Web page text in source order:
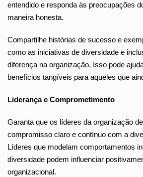
entendido e responda às preocupações
maneira honesta.
Compartilhe histórias de sucesso e
como as iniciativas de diversidade e
diferença na organização. Isso pode
benefícios tangíveis para aqueles que
Liderança e Comprometimento
Garanta que os líderes da organização
compromisso claro e contínuo com a
Líderes que modelam comportamentos
diversidade podem influenciar
organizacional.